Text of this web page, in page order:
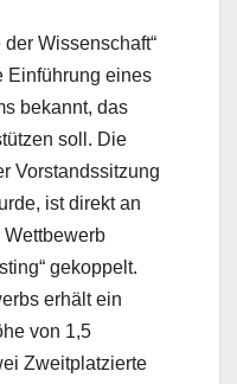
Wissenschaft“
Einführung eines
bekannt, das
soll. Die
Vorstandssitzung
ist direkt an
gekoppelt.
erhält ein
von 1,5
Zweitplatzierte